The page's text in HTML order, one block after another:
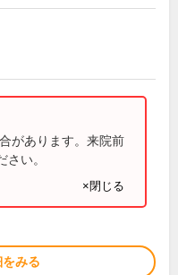
があります。来院前
い。
×閉じる
みる